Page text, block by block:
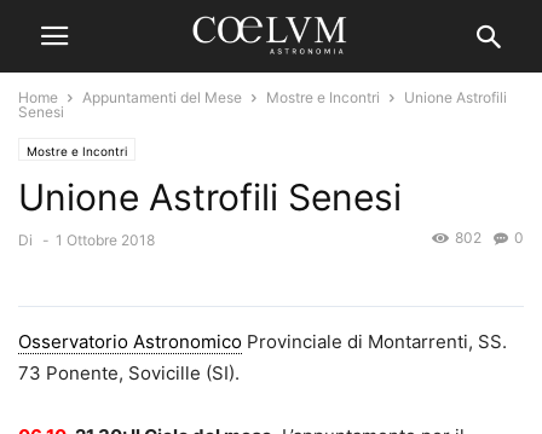
Home Appuntamenti del Mese Mostre e Incontri
Unione Astrofili
Senesi
Mostre e Incontri
Unione Astrofili Senesi
Di - 1 Ottobre 2018 0
802
Osservatorio Astronomico Provinciale di Montarrenti, SS.
73 Ponente, Sovicille (SI).